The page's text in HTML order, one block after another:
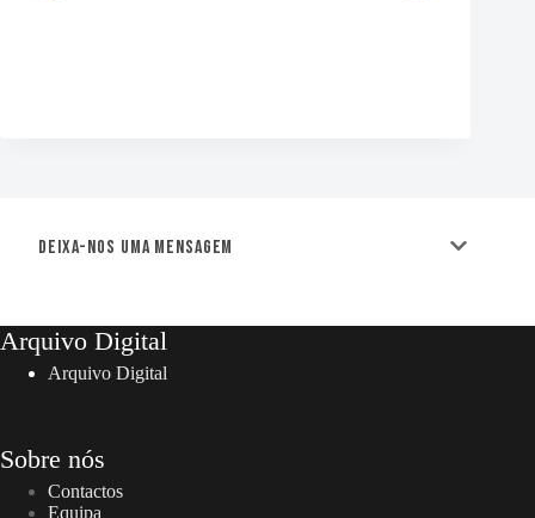
Deixa-nos uma mensagem
Arquivo Digital
Arquivo Digital
Sobre nós
Contactos
Equipa